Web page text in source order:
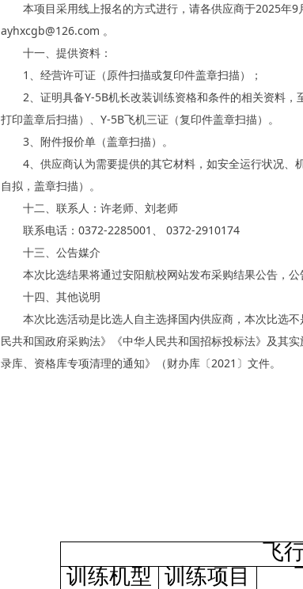
本项目采用线上报名的方式进行，请各供应商于2025年
ayhxcgb@126.com 。
十一、提供资料：
1、经营许可证（原件扫描或复印件盖章扫描）；
2、证明具备Y-5B机长改装训练资格和条件的相关资料
打印盖章后扫描）、Y-5B飞机三证（复印件盖章扫描）。
3、附件报价单（盖章扫描）。
4、供应商认为需要提供的其它材料，如安全运行状况
自拟，盖章扫描）。
十二、联系人：许老师、刘老师
联系电话：0372-2285001、 0372-2910174
十三、公告媒介
本次比选结果将通过安阳航校网站发布采购结果公告，公
十四、其他说明
本次比选活动是比选人自主选择国内供应商，本次比选
民共和国政府采购法》《中华人民共和国招标投标法》及其
录库、资格库专项清理的通知》（财办库〔2021〕文件。
2025年9
飞
训练机型
训练项目